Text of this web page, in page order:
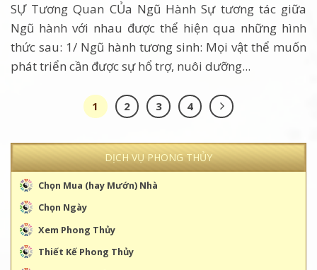
DỊCH VỤ PHONG THỦY
Chọn Mua (hay Mướn) Nhà
Chọn Ngày
Xem Phong Thủy
Thiết Kế Phong Thủy
SỰ Tương Quan CỦa Ngũ Hành Sự tương tác giữa
Ngũ hành với nhau được thể hiện qua những hình
thức sau: 1/ Ngũ hành tương sinh: Mọi vật thể muốn
phát triển cần được sự hổ trợ, nuôi dưỡng...
1 2 3 4